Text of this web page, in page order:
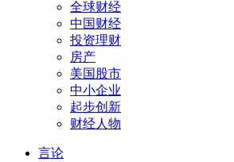
全球财经
中国财经
投资理财
房产
美国股市
中小企业
起步创新
财经人物
言论